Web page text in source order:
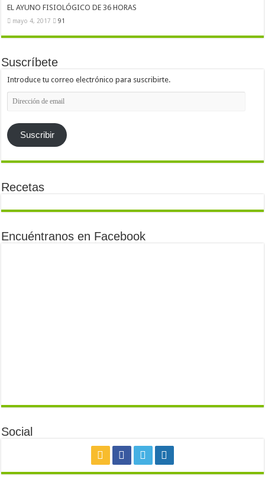
EL AYUNO FISIOLÓGICO DE 36 HORAS
mayo 4, 2017 91
Suscríbete
Introduce tu correo electrónico para suscribirte.
Dirección
de
Suscribir
Recetas
Encuéntranos en Facebook
Social